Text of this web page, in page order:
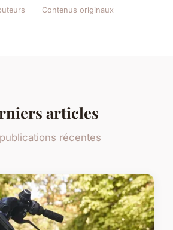
Contenus originaux
articles
récentes